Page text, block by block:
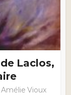
Laclos,
Amélie Vioux